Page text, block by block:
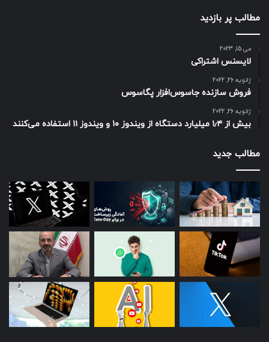
مطالب پر بازدید
می 15, 2023
لایسنس اشتراکی
ژانویه 26, 2022
فروش سازنده جاسوس‌افزار پگاسوس
ژانویه 26, 2022
بیش از ۱٫۴ میلیارد دستگاه از ویندوز ۱۰ و ویندوز ۱۱ استفاده می‌کنند
مطالب جدید